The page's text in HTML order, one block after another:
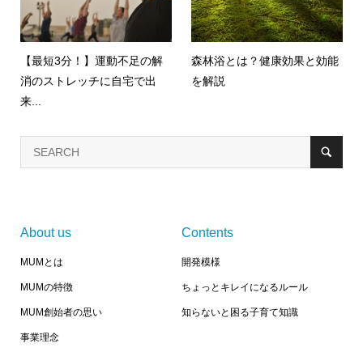
【最短3分！】運動不足の解
消のストレッチに自宅で出
来...
森林浴とは？健康効果と効能
を解説
About us
MUMとは
MUMの特徴
MUM創始者の思い
事業理念
Contents
開発模様
ちょっとキレイになるルール
知らないと困る子育て知識